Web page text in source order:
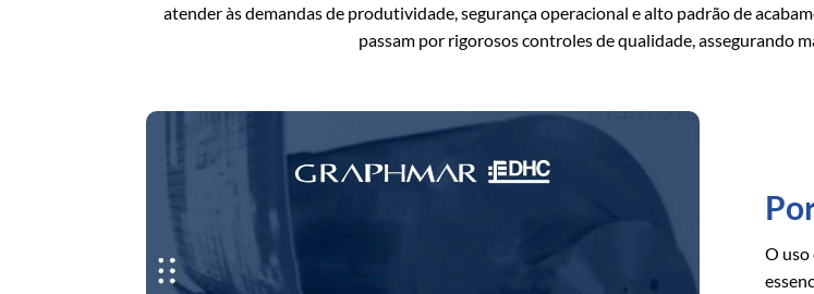
atender às demandas de produtividade, segurança operacional e alto padrão de
passam por rigorosos controles de qualidade, assegurando
O uso